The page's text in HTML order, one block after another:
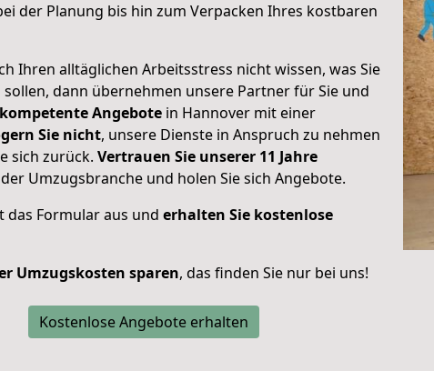
der Planung bis hin zum Verpacken Ihres kostbaren
Ihren alltäglichen Arbeitsstress nicht wissen, was Sie
dann übernehmen unsere Partner für Sie und
kompetente Angebote in Hannover mit einer
Sie nicht, unsere Dienste in Anspruch zu nehmen
sich zurück. Vertrauen Sie unserer 11 Jahre
Umzugsbranche und holen Sie sich Angebote.
das Formular aus und erhalten Sie kostenlose
Umzugskosten sparen, das finden Sie nur bei uns!
Kostenlose Angebote erhalten